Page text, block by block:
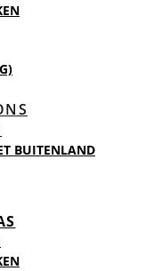
BUITENLAND